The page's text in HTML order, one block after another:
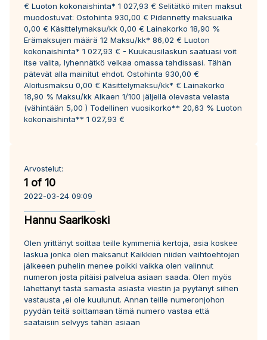
€ Luoton kokonaishinta* 1 027,93 € Selitätkö miten maksut
muodostuvat: Ostohinta 930,00 € Pidennetty maksuaika
0,00 € Käsittelymaksu/kk 0,00 € Lainakorko 18,90 %
Erämaksujen määrä 12 Maksu/kk* 86,02 € Luoton
kokonaishinta* 1 027,93 € - Kuukausilaskun saatuasi voit
itse valita, lyhennätkö velkaa omassa tahdissasi. Tähän
pätevät alla mainitut ehdot. Ostohinta 930,00 €
Aloitusmaksu 0,00 € Käsittelymaksu/kk* € Lainakorko
18,90 % Maksu/kk Alkaen 1/100 jäljellä olevasta velasta
(vähintään 5,00 ) Todellinen vuosikorko** 20,63 % Luoton
kokonaishinta** 1 027,93 €
Arvostelut:
1 of 10
2022-03-24 09:09
Hannu Saarikoski
Olen yrittänyt soittaa teille kymmeniä kertoja, asia koskee
laskua jonka olen maksanut Kaikkien niiden vaihtoehtojen
jälkeeen puhelin menee poikki vaikka olen valinnut
numeron josta pitäisi palvelua asiaan saada. Olen myös
lähettänyt tästä samasta asiasta viestin ja pyytänyt siihen
vastausta ,ei ole kuulunut. Annan teille numeronjohon
pyydän teitä soittamaan tämä numero vastaa että
saataisiin selvyys tähän asiaan